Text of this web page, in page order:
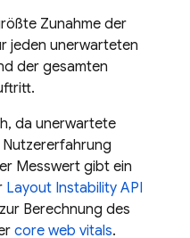
Zunahme der
jeden unerwarteten
der gesamten
da unerwartete
Messwert gibt ein
Layout Instability API
Berechnung des
core web vitals.